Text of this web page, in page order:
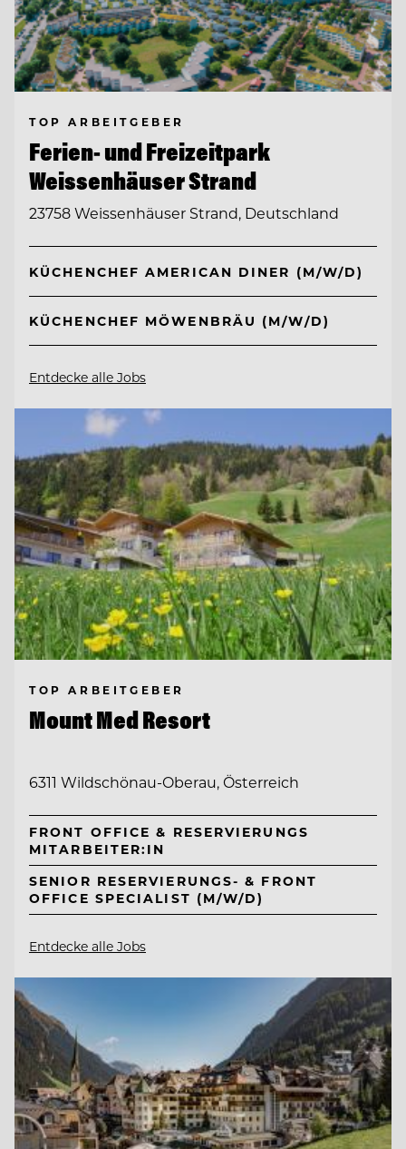
TOP ARBEITGEBER
Ferien- und Freizeitpark
Weissenhäuser Strand
23758 Weissenhäuser Strand, Deutschland
KÜCHENCHEF AMERICAN DINER (M/W/D)
KÜCHENCHEF MÖWENBRÄU (M/W/D)
Entdecke alle Jobs
TOP ARBEITGEBER
Mount Med Resort
6311 Wildschönau-Oberau, Österreich
FRONT OFFICE & RESERVIERUNGS
MITARBEITER:IN
SENIOR RESERVIERUNGS- & FRONT
OFFICE SPECIALIST (M/W/D)
Entdecke alle Jobs